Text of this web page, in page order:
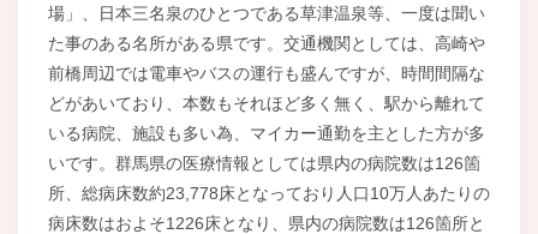
場」、日本三名泉のひとつである草津温泉等、一度は聞い
た事のある名所がある県です。交通機関としては、高崎や
前橋周辺では電車やバスの運行も盛んですが、時間間隔な
どがあいており、本数もそれほど多く無く、駅から離れて
いる病院、施設も多い為、マイカー通勤を主とした方が多
いです。群馬県の医療情報としては県内の病院数は126箇
所、総病床数約23,778床となっており人口10万人あたりの
病床数はおよそ1226床となり、県内の病院数は126箇所と